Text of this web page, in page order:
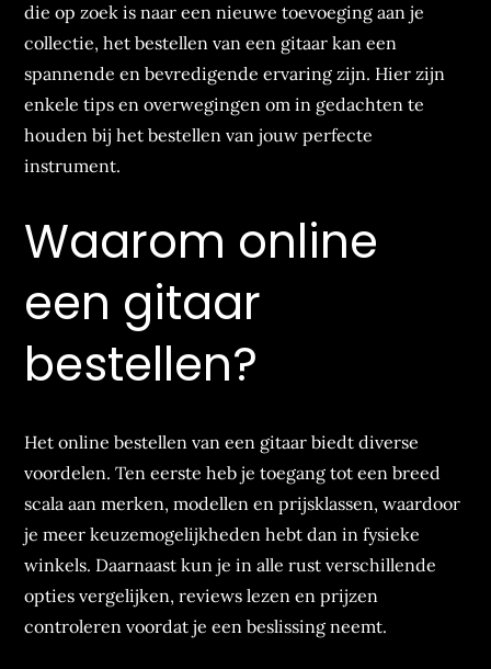
die op zoek is naar een nieuwe toevoeging aan je
collectie, het bestellen van een gitaar kan een
spannende en bevredigende ervaring zijn. Hier zijn
enkele tips en overwegingen om in gedachten te
houden bij het bestellen van jouw perfecte
instrument.
Waarom online
een gitaar
bestellen?
Het online bestellen van een gitaar biedt diverse
voordelen. Ten eerste heb je toegang tot een breed
scala aan merken, modellen en prijsklassen, waardoor
je meer keuzemogelijkheden hebt dan in fysieke
winkels. Daarnaast kun je in alle rust verschillende
opties vergelijken, reviews lezen en prijzen
controleren voordat je een beslissing neemt.